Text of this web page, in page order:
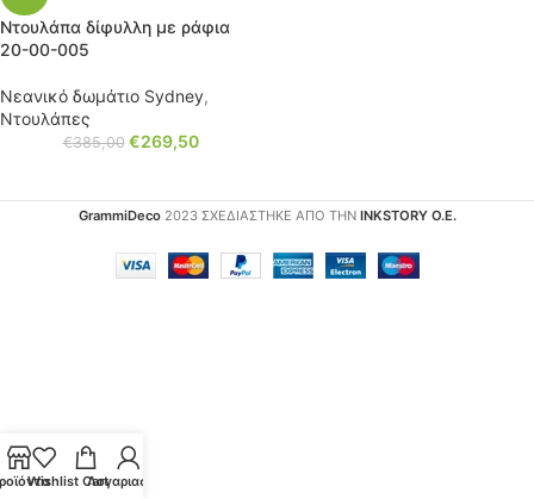
Ντουλάπα δίφυλλη με ράφια
20-00-005
Νεανικό δωμάτιο Sydney,
Ντουλάπες
€385,00 €269,50
GrammiDeco 2023 ΣΧΕΔΙΑΣΤΗΚΕ ΑΠΟ ΤΗΝ INKSTORY Ο.Ε.
Wishlist Cart
Λογαριασμός